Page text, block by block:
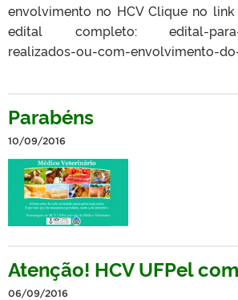
envolvimento no HCV Clique no
edital completo: edital-para-
realizados-ou-com-envolvimento-
Parabéns
10/09/2016
Atenção! HCV UFPel
06/09/2016